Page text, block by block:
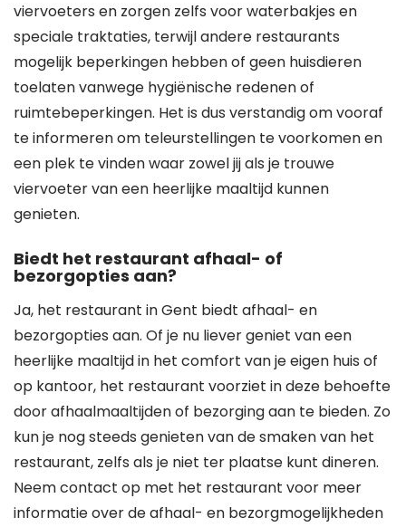
viervoeters en zorgen zelfs voor waterbakjes en
speciale traktaties, terwijl andere restaurants
mogelijk beperkingen hebben of geen huisdieren
toelaten vanwege hygiënische redenen of
ruimtebeperkingen. Het is dus verstandig om vooraf
te informeren om teleurstellingen te voorkomen en
een plek te vinden waar zowel jij als je trouwe
viervoeter van een heerlijke maaltijd kunnen
genieten.
Biedt het restaurant afhaal- of
bezorgopties aan?
Ja, het restaurant in Gent biedt afhaal- en
bezorgopties aan. Of je nu liever geniet van een
heerlijke maaltijd in het comfort van je eigen huis of
op kantoor, het restaurant voorziet in deze behoefte
door afhaalmaaltijden of bezorging aan te bieden. Zo
kun je nog steeds genieten van de smaken van het
restaurant, zelfs als je niet ter plaatse kunt dineren.
Neem contact op met het restaurant voor meer
informatie over de afhaal- en bezorgmogelijkheden